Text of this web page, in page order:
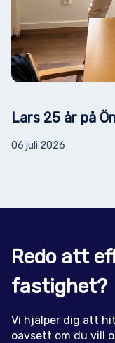
Lars 25 år på
06 juli 2026
Redo att
fastighet?
Vi hjälper dig att
oavsett om du vill